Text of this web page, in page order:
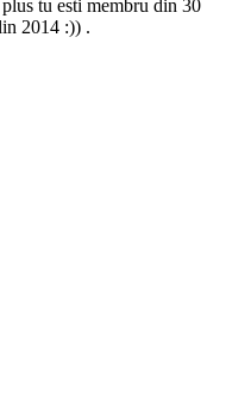
tu esti membru din 30
2014 :)) .